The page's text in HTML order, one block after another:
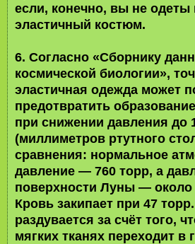
если, конечно, вы не одеты
эластичный костюм.
6. Согласно «Сборнику
космической биологии»,
эластичная одежда может
предотвратить
при снижении давления до
(миллиметров ртутного
сравнения: нормальное
давление — 760 торр, а
поверхности Луны — около
Кровь закипает при 47
раздувается за счёт того,
мягких тканях переходит в